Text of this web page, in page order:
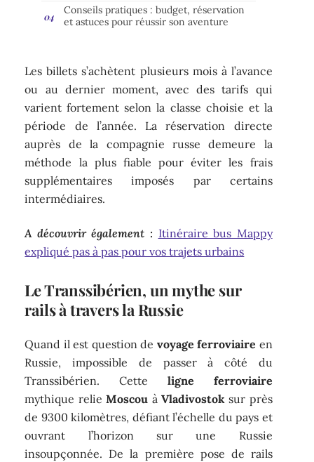
Conseils pratiques : budget, réservation
et astuces pour réussir son aventure
Les billets s’achètent plusieurs mois à l’avance
ou au dernier moment, avec des tarifs qui
varient fortement selon la classe choisie et la
période de l’année. La réservation directe
auprès de la compagnie russe demeure la
méthode la plus fiable pour éviter les frais
supplémentaires imposés par certains
intermédiaires.
A découvrir également : Itinéraire bus Mappy
expliqué pas à pas pour vos trajets urbains
Le Transsibérien, un mythe sur
rails à travers la Russie
Quand il est question de voyage ferroviaire en
Russie, impossible de passer à côté du
Transsibérien. Cette ligne ferroviaire
mythique relieMoscou à Vladivostoksur près
de 9300 kilomètres, défiant l’échelle du pays et
ouvrant l’horizon sur une Russie
insoupçonnée. De la première pose de rails